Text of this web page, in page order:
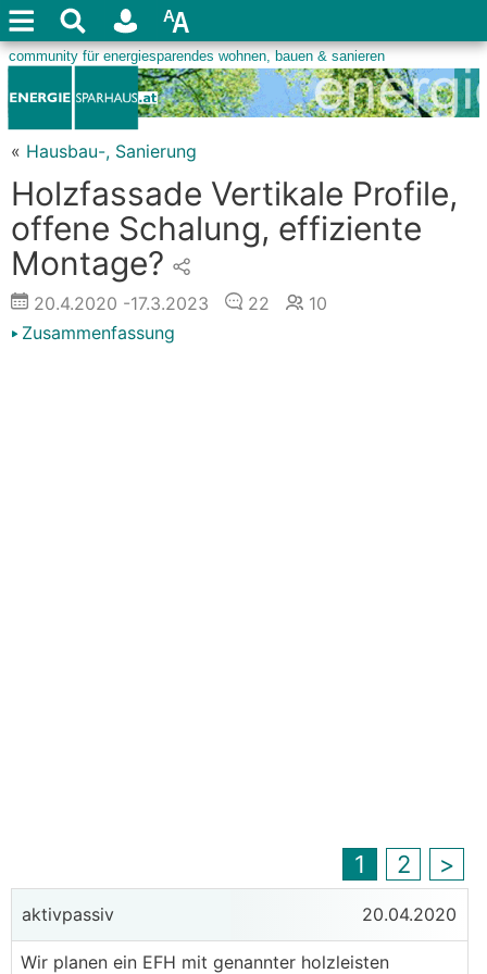
« Hausbau-, Sanierung
Holzfassade Vertikale Profile,
offene Schalung, effiziente
Montage?
20.4.2020 -17.3.2023 22
10
Zusammenfassung
1 2 >
aktivpassiv 20.04.2020
Wir planen ein EFH mit genannter holzleisten